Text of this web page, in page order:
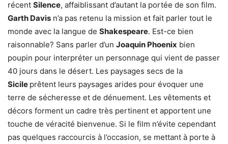
récent Silence, affaiblissant d’autant la portée de son film.
Garth Davis n’a pas retenu la mission et fait parler tout le
monde avec la langue de Shakespeare. Est-ce bien
raisonnable? Sans parler d’un Joaquin Phoenix bien
poupin pour interpréter un personnage qui vient de passer
40 jours dans le désert. Les paysages secs de la
Sicile prêtent leurs paysages arides pour évoquer une
terre de sécheresse et de dénuement. Les vêtements et
décors forment un cadre très pertinent et apportent une
touche de véracité bienvenue. Si le film n’évite cependant
pas quelques raccourcis à l’occasion, se mettant à porte à